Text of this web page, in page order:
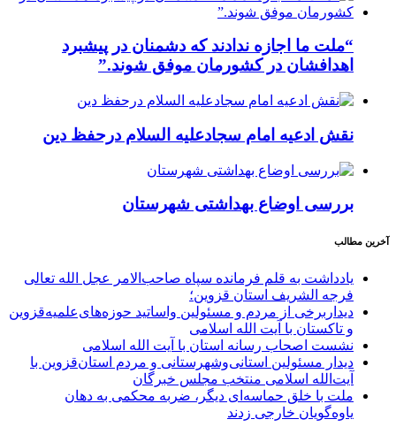
“ملت ما اجازه ندادند که دشمنان در پیشبرد
اهدافشان در کشورمان موفق شوند.”
نقش ادعیه امام سجادعلیه السلام درحفظ دین
بررسی اوضاع بهداشتی شهرستان
آخرین مطالب
یادداشت به قلم فرمانده سپاه صاحب‌الامر عجل الله تعالی
فرجه الشریف استان قزوین؛
دیداربرخی از مردم و مسئولین واساتید حوزه‌های‌علمیه‌قزوین
و تاکستان با آیت الله اسلامی
نشست اصحاب رسانه استان با آیت الله اسلامی
دیدار مسئولین استانی‌وشهرستانی و مردم‌ استان‌قزوین با
آیت‌الله‌ اسلامی منتخب مجلس‌ خبرگان
ملت با خلق حماسه‌ای دیگر، ضربه محکمی به دهان
یاوه‌گویان خارجی زدند